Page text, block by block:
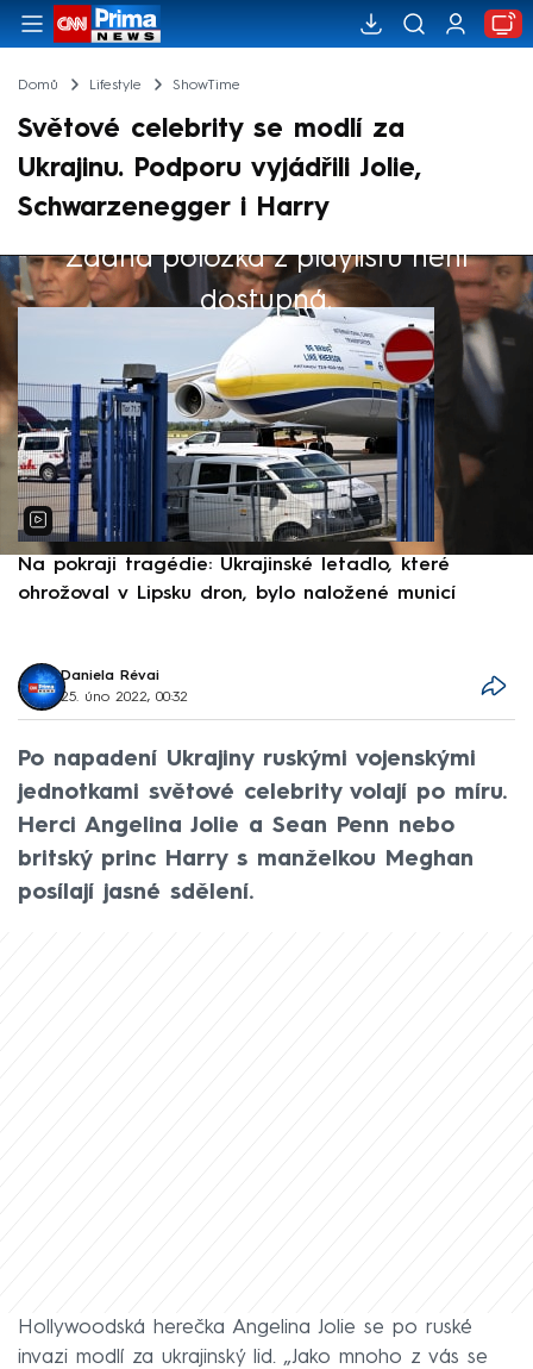
Domů Lifestyle ShowTime
Světové celebrity se modlí za
Ukrajinu. Podporu vyjádřili Jolie,
Schwarzenegger i Harry
Žádná položka z playlistu není
dostupná.
Výběr redakce
Na pokraji tragédie: Ukrajinské letadlo, které
ohrožoval v Lipsku dron, bylo naložené municí
Daniela Révai
25. úno 2022, 00:32
Po napadení Ukrajiny ruskými vojenskými
jednotkami světové celebrity volají po míru.
Herci Angelina Jolie a Sean Penn nebo
britský princ Harry s manželkou Meghan
posílají jasné sdělení.
Hollywoodská herečka Angelina Jolie se po ruské
invazi modlí za ukrajinský lid. „Jako mnoho z vás se